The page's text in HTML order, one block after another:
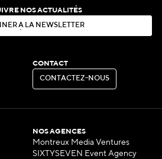
NOS ACTUALITÉS
N ER À LA N EWSLE ER
CONTACT
CON ACT EZ-N OUS
CONTACTEZ-NOUS
NOS AGENCES
Montreux Media Ventures
SIXTYSEVEN Event Agency